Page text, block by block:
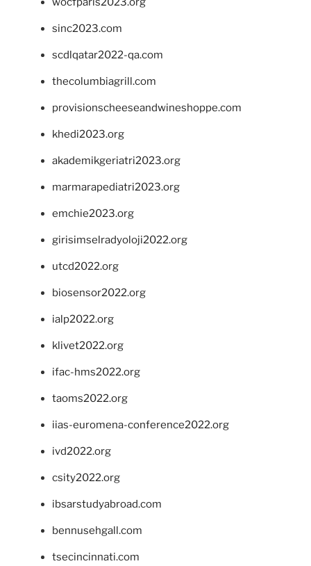
sinc2023.com
scdlqatar2022-qa.com
thecolumbiagrill.com
provisionscheeseandwineshoppe.com
khedi2023.org
akademikgeriatri2023.org
marmarapediatri2023.org
emchie2023.org
girisimselradyoloji2022.org
utcd2022.org
biosensor2022.org
ialp2022.org
klivet2022.org
ifac-hms2022.org
taoms2022.org
iias-euromena-conference2022.org
ivd2022.org
csity2022.org
ibsarstudyabroad.com
bennusehgall.com
tsecincinnati.com